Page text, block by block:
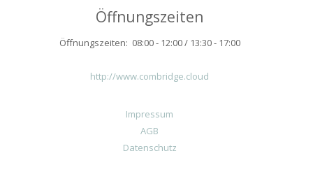
Öffnungszeiten
Öffnungszeiten: 08:00 - 12:00 / 13:30 - 17:00
http://www.combridge.cloud
Impressum
AGB
Datenschutz